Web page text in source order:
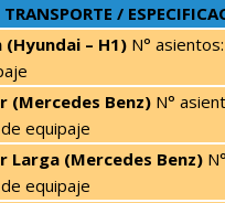
TRANSPORTE /
(Hyundai – H1) N° asientos:
(Mercedes Benz) N°
equipaje
Larga (Mercedes Benz)
equipaje